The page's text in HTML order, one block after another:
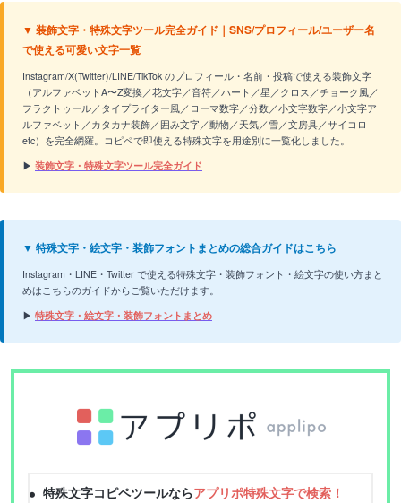
▼ 装飾文字・特殊文字ツール完全ガイド｜SNS/プロフィール/ユーザー名
で使える可愛い文字一覧
Instagram/X(Twitter)/LINE/TikTok のプロフィール・名前・投稿で使える装飾文字
（アルファベットA〜Z変換／花文字／音符／ハート／星／クロス／チョーク風／
フラクトゥール／タイプライター風／ローマ数字／分数／小文字数字／小文字ア
ルファベット／カタカナ装飾／囲み文字／動物／天気／雪／文房具／サイコロ
etc）を完全網羅。コピペで即使える特殊文字を用途別に一覧化しました。
▶ 装飾文字・特殊文字ツール完全ガイド
▼ 特殊文字・絵文字・装飾フォントまとめの総合ガイドはこちら
Instagram・LINE・Twitter で使える特殊文字・装飾フォント・絵文字の使い方まと
めはこちらのガイドからご覧いただけます。
▶ 特殊文字・絵文字・装飾フォントまとめ
特殊文字コピペツールならアプリポ特殊文字で検索！